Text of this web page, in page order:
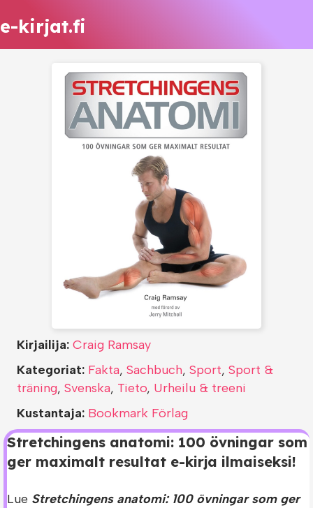
e-kirjat.fi
Stretchingens anatomi: 100 övningar som
ger maximalt resultat e-kirja ilmaiseksi!
Lue Stretchingens anatomi: 100 övningar som ger
Kirjailija: Craig Ramsay
Kategoriat: Fakta, Sachbuch, Sport, Sport &
träning, Svenska, Tieto, Urheilu & treeni
Kustantaja: Bookmark Förlag